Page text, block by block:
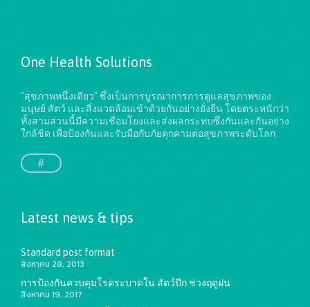
One Health Solutions
"สุขภาพหนึ่งเดียว" ซึ่งเป็นการบูรณาการการดูแลสุขภาพของ
มนุษย์ สัตว์ และสิ่งแวดล้อมเข้าด้วยกันอย่างยั่งยืนโดยตระหนักว่า
ทั้งสามส่วนนี้มีความเชื่อมโยงและส่งผลกระทบซึ่งกันและกันอย่าง
ใกล้ชิด เพื่อป้องกันและรับมือกับภัยคุกคามต่อสุขภาพระดับโลก
#
Latest news & tips
Standard post format
สิงหาคม 28, 2013
การป้องกันควบคุมโรคระบาดใน สัตว์ปีก ช่วงฤดูฝน
สิงหาคม 19, 2017